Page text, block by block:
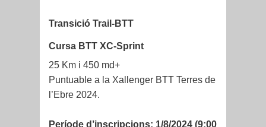
Transició Trail-BTT
Cursa BTT XC-Sprint
25 Km i 450 md+
Puntuable a la Xallenger BTT Terres de
l’Ebre 2024.
Període d’inscripcions: 1/8/2024 (9:00